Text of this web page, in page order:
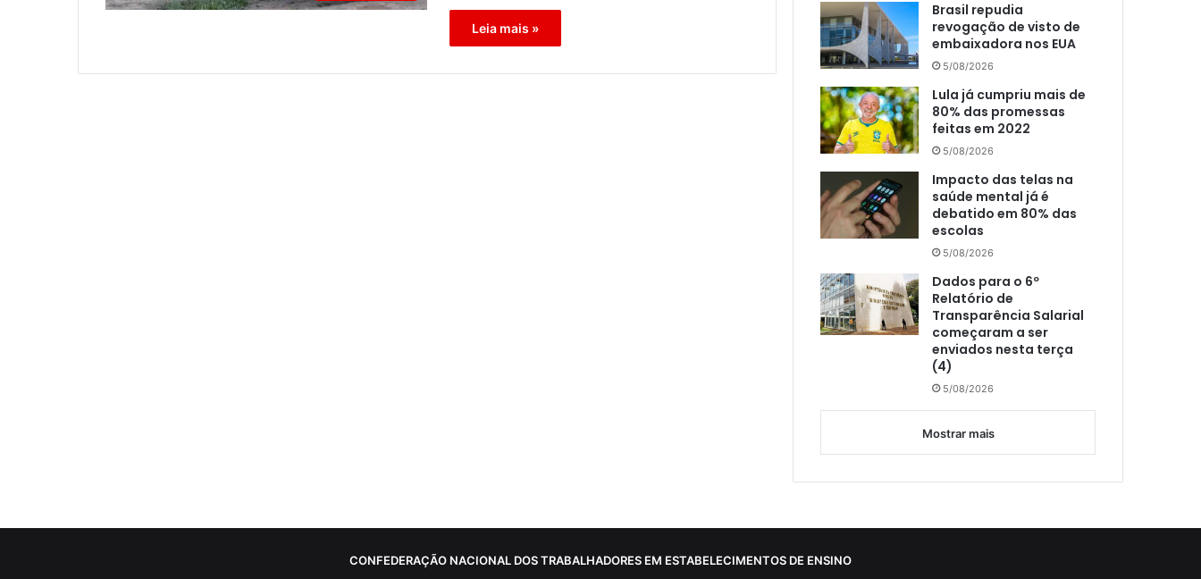
Leia mais »
Brasil repudia
revogação de visto de
embaixadora nos EUA
5/08/2026
Lula já cumpriu mais de
80% das promessas
feitas em 2022
5/08/2026
Impacto das telas na
saúde mental já é
debatido em 80% das
escolas
5/08/2026
Dados para o 6º
Relatório de
Transparência Salarial
começaram a ser
enviados nesta terça
(4)
5/08/2026
Mostrar mais
CONFEDERAÇÃO NACIONAL DOS TRABALHADORES EM ESTABELECIMENTOS DE ENSINO